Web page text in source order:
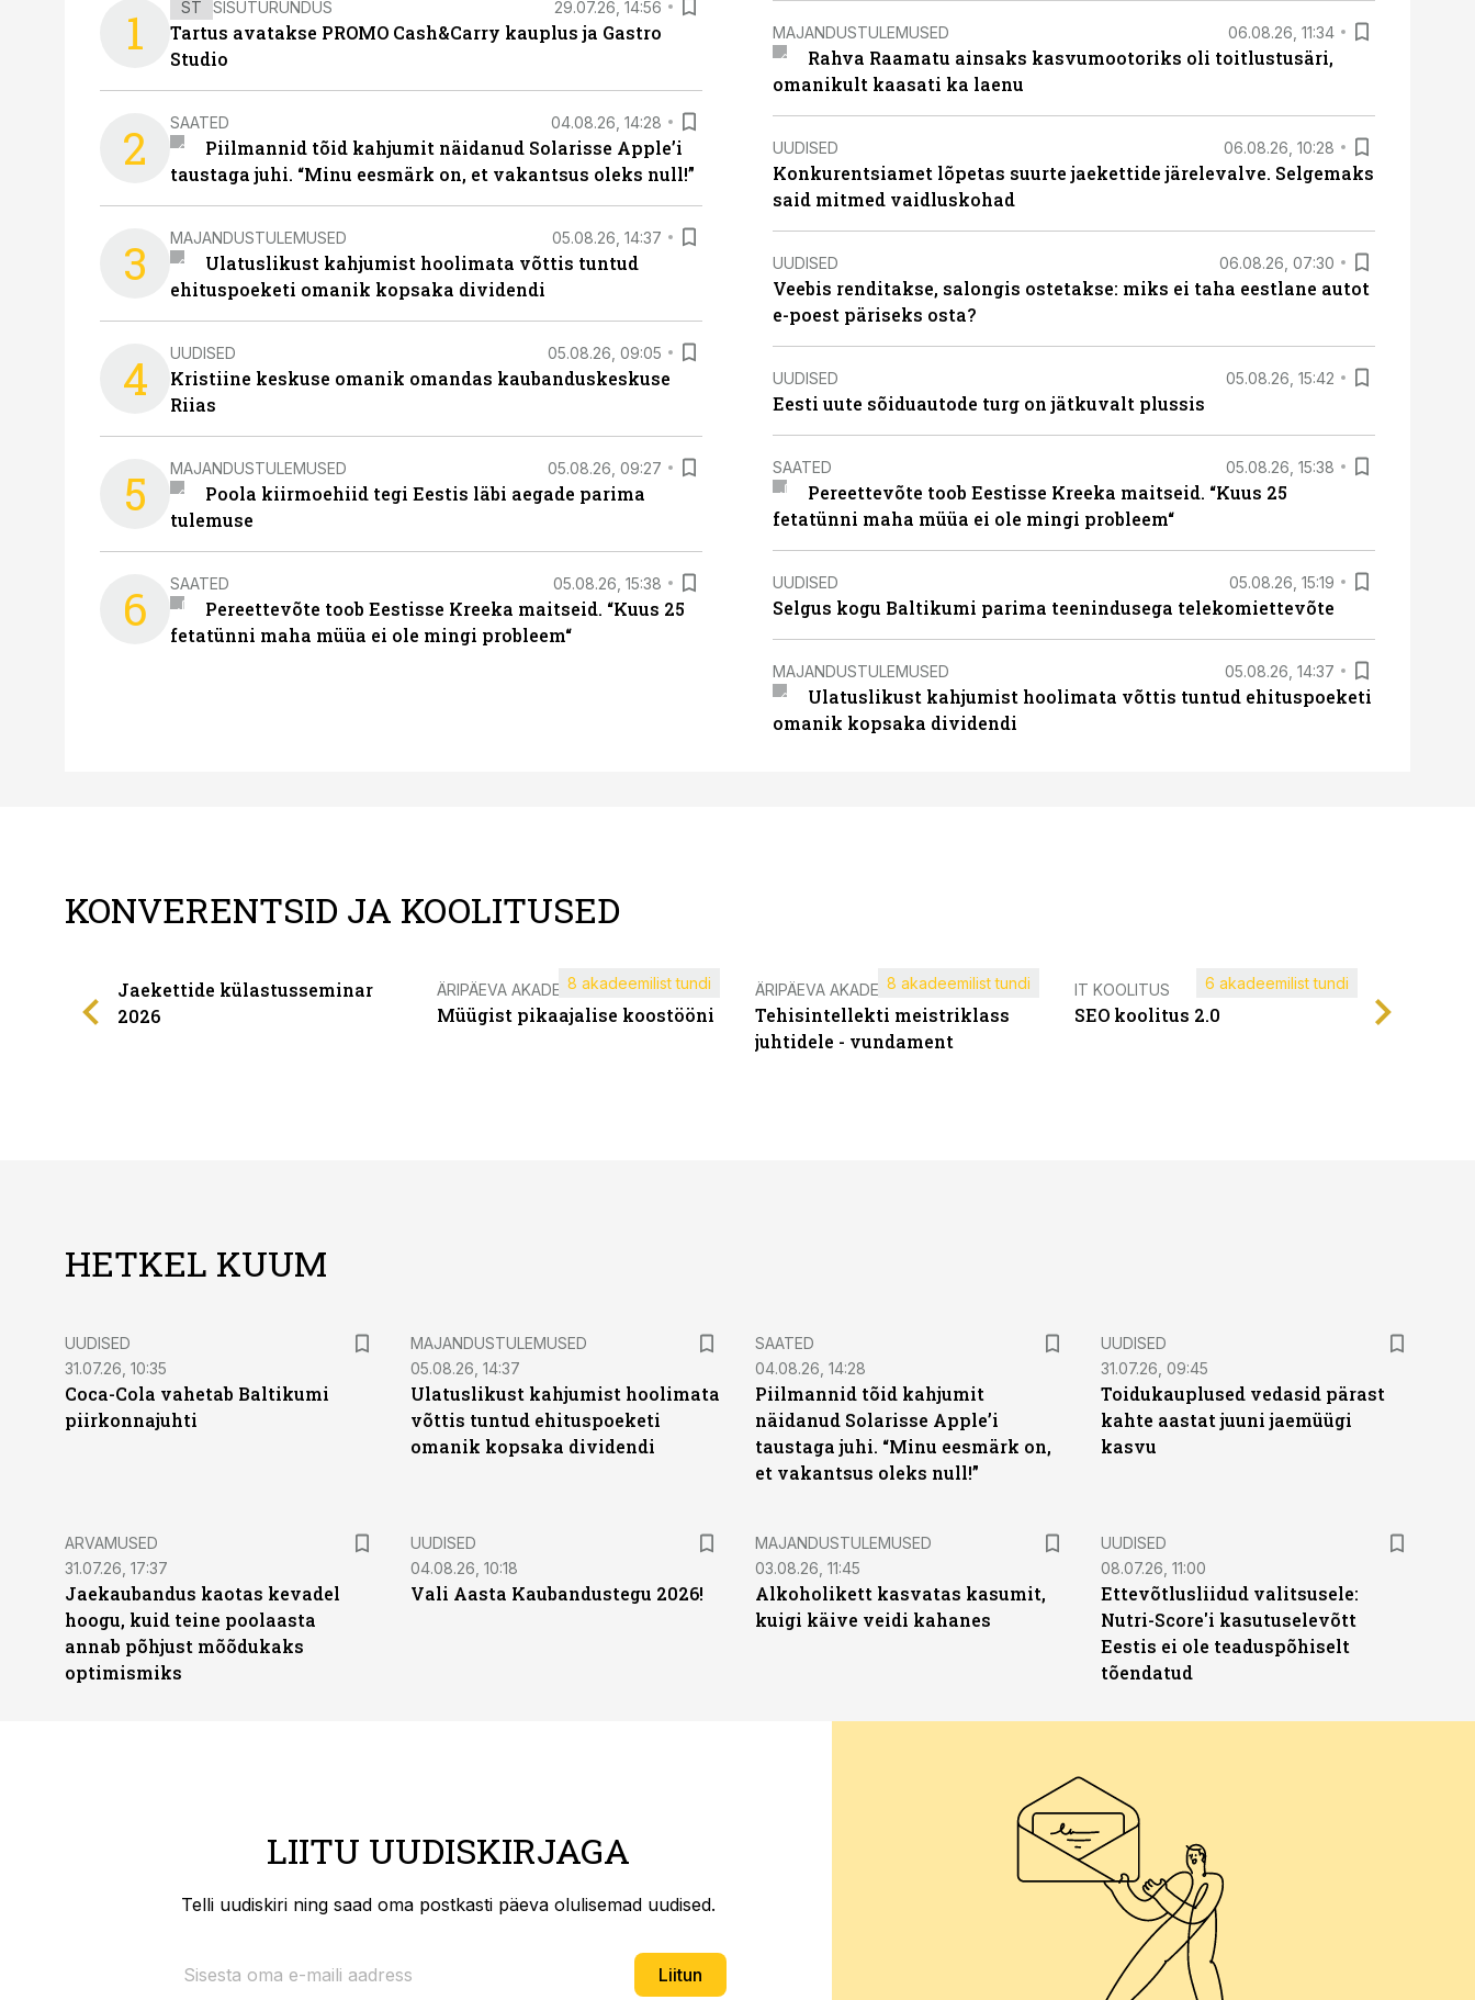
1 ST SISUTURUNDUS 29.07.26, 14:56
Tartus avatakse PROMO Cash&Carry kauplus ja Gastro
Studio
2 SAATED 04.08.26, 14:28
Piilmannid tõid kahjumit näidanud Solarisse Apple’i
taustaga juhi. “Minu eesmärk on, et vakantsus oleks null!”
3 MAJANDUSTULEMUSED 05.08.26, 14:37
Ulatuslikust kahjumist hoolimata võttis tuntud
ehituspoeketi omanik kopsaka dividendi
4 UUDISED 05.08.26, 09:05
Kristiine keskuse omanik omandas kaubanduskeskuse
Riias
5 MAJANDUSTULEMUSED 05.08.26, 09:27
Poola kiirmoehiid tegi Eestis läbi aegade parima
tulemuse
6 SAATED 05.08.26, 15:38
Pereettevõte toob Eestisse Kreeka maitseid. “Kuus 25
fetatünni maha müüa ei ole mingi probleem“
MAJANDUSTULEMUSED 06.08.26, 11:34
Rahva Raamatu ainsaks kasvumootoriks oli toitlustusäri,
omanikult kaasati ka laenu
UUDISED 06.08.26, 10:28
Konkurentsiamet lõpetas suurte jaekettide järelevalve. Selgemaks
said mitmed vaidluskohad
UUDISED 06.08.26, 07:30
Veebis renditakse, salongis ostetakse: miks ei taha eestlane autot
e-poest päriseks osta?
UUDISED 05.08.26, 15:42
Eesti uute sõiduautode turg on jätkuvalt plussis
SAATED 05.08.26, 15:38
Pereettevõte toob Eestisse Kreeka maitseid. “Kuus 25
fetatünni maha müüa ei ole mingi probleem“
UUDISED 05.08.26, 15:19
Selgus kogu Baltikumi parima teenindusega telekomiettevõte
MAJANDUSTULEMUSED 05.08.26, 14:37
Ulatuslikust kahjumist hoolimata võttis tuntud ehituspoeketi
omanik kopsaka dividendi
KONVERENTSID JA KOOLITUSED
Jaekettide külastusseminar
2026
ÄRIPÄEVA AKADEEMIA
Müügist pikaajalise koostööni
8 akadeemilist tundi ÄRIPÄEVA AKADEEMIA
Tehisintellekti meistriklass
juhtidele - vundament
8 akadeemilist tundi IT KOOLITUS
SEO koolitus 2.0
6 akadeemilist tundi
HETKEL KUUM
UUDISED
31.07.26, 10:35
Coca-Cola vahetab Baltikumi
piirkonnajuhti
MAJANDUSTULEMUSED
05.08.26, 14:37
Ulatuslikust kahjumist hoolimata
võttis tuntud ehituspoeketi
omanik kopsaka dividendi
SAATED
04.08.26, 14:28
Piilmannid tõid kahjumit
näidanud Solarisse Apple’i
taustaga juhi. “Minu eesmärk on,
et vakantsus oleks null!”
UUDISED
31.07.26, 09:45
Toidukauplused vedasid pärast
kahte aastat juuni jaemüügi
kasvu
ARVAMUSED
31.07.26, 17:37
Jaekaubandus kaotas kevadel
hoogu, kuid teine poolaasta
annab põhjust mõõdukaks
optimismiks
UUDISED
04.08.26, 10:18
Vali Aasta Kaubandustegu 2026!
MAJANDUSTULEMUSED
03.08.26, 11:45
Alkoholikett kasvatas kasumit,
kuigi käive veidi kahanes
UUDISED
08.07.26, 11:00
Ettevõtlusliidud valitsusele:
Nutri-Score'i kasutuselevõtt
Eestis ei ole teaduspõhiselt
tõendatud
LIITU UUDISKIRJAGA
Telli uudiskiri ning saad oma postkasti päeva olulisemad uudised.
Liitun